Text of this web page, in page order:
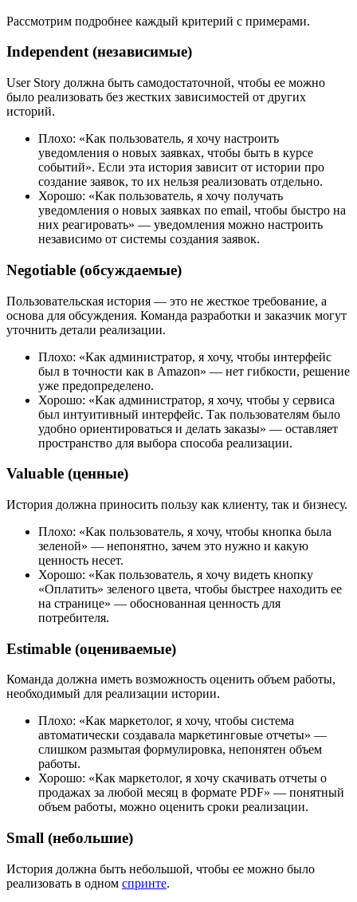
Рассмотрим подробнее каждый критерий с примерами.
Independent (независимые)
User Story должна быть самодостаточной, чтобы ее можно
было реализовать без жестких зависимостей от других
историй.
Плохо: «Как пользователь, я хочу настроить
уведомления о новых заявках, чтобы быть в курсе
событий». Если эта история зависит от истории про
создание заявок, то их нельзя реализовать отдельно.
Хорошо: «Как пользователь, я хочу получать
уведомления о новых заявках по email, чтобы быстро на
них реагировать» — уведомления можно настроить
независимо от системы создания заявок.
Negotiable (обсуждаемые)
Пользовательская история — это не жесткое требование, а
основа для обсуждения. Команда разработки и заказчик могут
уточнить детали реализации.
Плохо: «Как администратор, я хочу, чтобы интерфейс
был в точности как в Amazon» — нет гибкости, решение
уже предопределено.
Хорошо: «Как администратор, я хочу, чтобы у сервиса
был интуитивный интерфейс. Так пользователям было
удобно ориентироваться и делать заказы» — оставляет
пространство для выбора способа реализации.
Valuable (ценные)
История должна приносить пользу как клиенту, так и бизнесу.
Плохо: «Как пользователь, я хочу, чтобы кнопка была
зеленой» — непонятно, зачем это нужно и какую
ценность несет.
Хорошо: «Как пользователь, я хочу видеть кнопку
«Оплатить» зеленого цвета, чтобы быстрее находить ее
на странице» — обоснованная ценность для
потребителя.
Estimable (оцениваемые)
Команда должна иметь возможность оценить объем работы,
необходимый для реализации истории.
Плохо: «Как маркетолог, я хочу, чтобы система
автоматически создавала маркетинговые отчеты» —
слишком размытая формулировка, непонятен объем
работы.
Хорошо: «Как маркетолог, я хочу скачивать отчеты о
продажах за любой месяц в формате PDF» — понятный
объем работы, можно оценить сроки реализации.
Small (небольшие)
История должна быть небольшой, чтобы ее можно было
реализовать в одном спринте.